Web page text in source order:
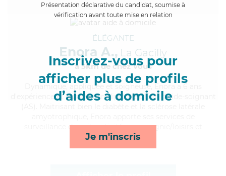
Présentation déclarative du candidat, soumise à
vérification avant toute mise en relation
Inscrivez-vous pour
afficher plus de profils
d’aides à domicile
Je m'inscris
ÉLÉGANTE
Enora A., La Gacilly
à 5km de chez Vous
, appliquée et soigneuse, Enora a 6 ans
d'expérience et possède un diplôme d'Etat d'aide-soignant
surveillance de nuit, activités, compagnie/loisirs et
transports*